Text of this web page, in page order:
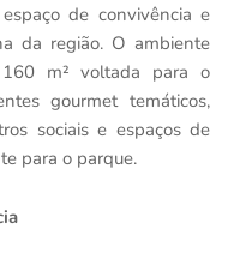
de convivência e
da região. O ambiente
m² voltada para o
gourmet temáticos,
sociais e espaços de
para o parque.